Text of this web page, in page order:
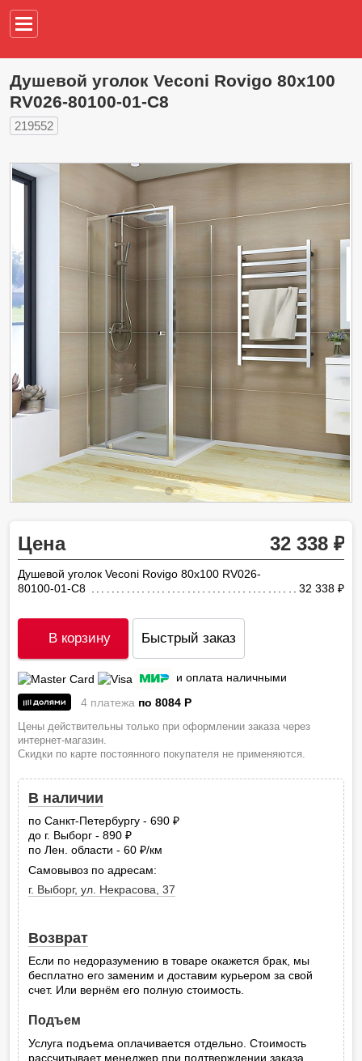
Душевой уголок Veconi Rovigo 80х100
RV026-80100-01-C8
219552
Цена 32 338
Душевой уголок Veconi Rovigo 80х100 RV026-
80100-01-C8
32 338
В корзину Быстрый заказ
и оплата наличными
4 платежа по 8084 P
Цены действительны только при оформлении заказа через
интернет-магазин.
Скидки по карте постоянного покупателя не применяются.
В наличии
по Санкт-Петербургу - 690
до г. Выборг - 890
по Лен. области - 60
руб.
/км
Самовывоз по адресам:
г. Выборг, ул. Некрасова, 37
Возврат
Если по недоразумению в товаре окажется брак, мы
бесплатно его заменим и доставим курьером за свой
счет. Или вернём его полную стоимость.
Подъем
Услуга подъема оплачивается отдельно. Стоимость
рассчитывает менеджер при подтверждении заказа.